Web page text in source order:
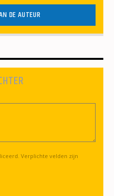
DE AUTEUR
Verplichte velden zijn